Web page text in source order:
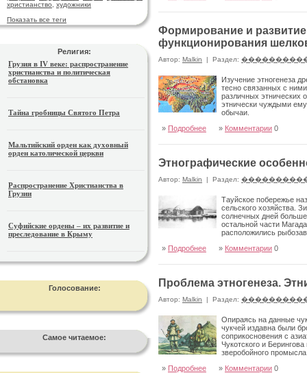
христианство
художники
Показать все теги
Религия:
Грузия в IV веке: распространение
христианства и политическая
обстановка
Тайна гробницы Святого Петра
Мальтийский орден как духовный
орден католической церкви
Распространение Христианства в
Грузии
Суфийские ордены – их развитие и
преследование в Крыму
Голосование:
Самое читаемое:
Формирование и
функционирования
Автор: Malkin | Раздел:
Изучение этногенеза
тесно связанных с
различных этни­ческих
этнически чуждыми
обычаи.
» Подробнее » Комментарии 0
Этнографические
Автор: Malkin | Раздел:
Тауйское побережье
сель­ского хозяйства.
солнечных дней
остальной части
расположились
» Подробнее » Комментарии 0
Проблема этногенеза.
Автор: Malkin | Раздел:
Опираясь на данные
чукчей издавна были
соприкосновения с
Чукотского и
зверобойного
» Подробнее » Комментарии 0